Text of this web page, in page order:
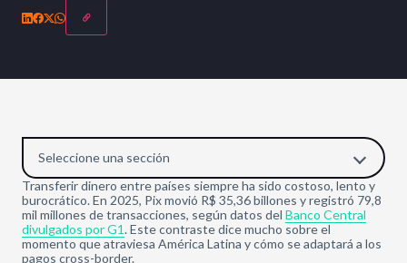
Seleccione una sección
Transferir dinero entre países siempre ha sido costoso, lento y
burocrático. En 2025, Pix movió R$ 35,36 billones y registró 79,8
mil millones de transacciones, según datos del Banco Central
divulgados por G1. Este contraste dice mucho sobre el
momento que atraviesa América Latina y cómo se adaptará a los
pagos cross-border.